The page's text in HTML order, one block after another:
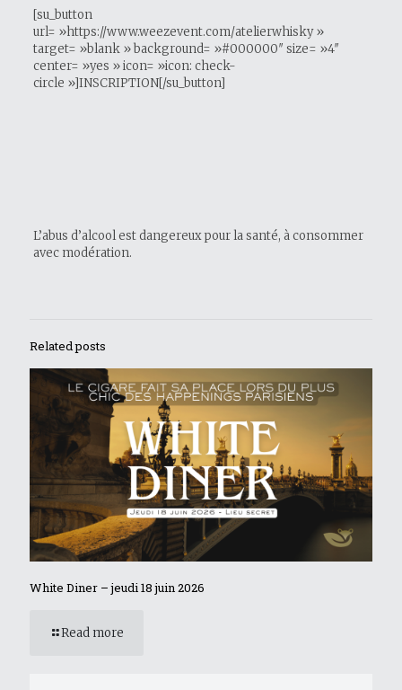
[su_button
url= »https://www.weezevent.com/atelierwhisky »
target= »blank » background= »#000000″ size= »4″
center= »yes » icon= »icon: check-
circle »]INSCRIPTION[/su_button]
L’abus d’alcool est dangereux pour la santé, à consommer
avec modération.
Related posts
White Diner – jeudi 18 juin 2026
Read more